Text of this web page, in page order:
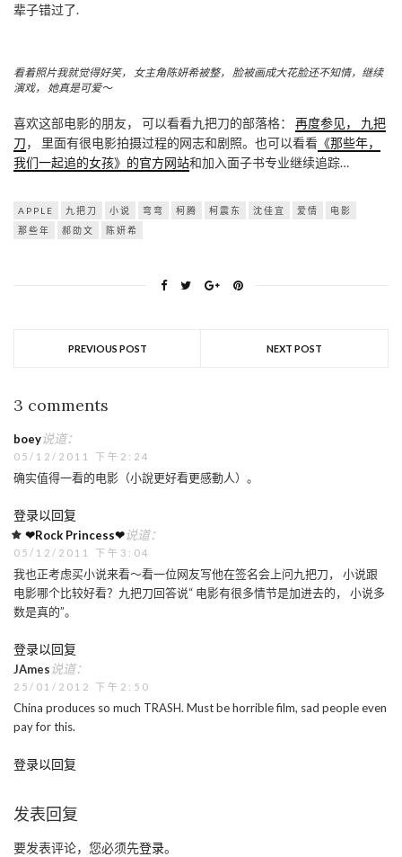
辈子错过了.
看着照片我就觉得好笑， 女主角陈妍希被整， 脸被画成大花脸还不知情，继续
演戏， 她真是可爱～
喜欢这部电影的朋友， 可以看看九把刀的部落格： 再度参见， 九把
刀， 里面有很电影拍摄过程的网志和剧照。也可以看看 《那些年，
我们一起追的女孩》的官方网站和加入面子书专业继续追踪…
APPLE 九把刀 小说 弯弯 柯腾 柯震东 沈佳宜 爱情
电影
那些年
郝劭文 陈妍希
PREVIOUS POST NEXT POST
3 comments
boey说道：
05/12/2011 下午2:24
确实值得一看的电影（小說更好看更感動人）。
登录以回复
❤Rock Princess❤说道：
05/12/2011 下午3:04
我也正考虑买小说来看～看一位网友写他在签名会上问九把刀， 小说跟
电影哪个比较好看？九把刀回答说“ 电影有很多情节是加进去的， 小说多
数是真的”。
登录以回复
JAmes说道：
25/01/2012 下午2:50
China produces so much TRASH. Must be horrible film, sad people even
pay for this.
登录以回复
发表回复
要发表评论，您必须先登录。